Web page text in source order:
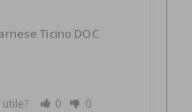
Ticino DOC
0 0